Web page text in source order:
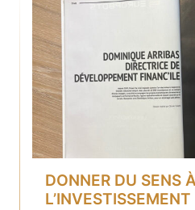
DONNER DU SENS